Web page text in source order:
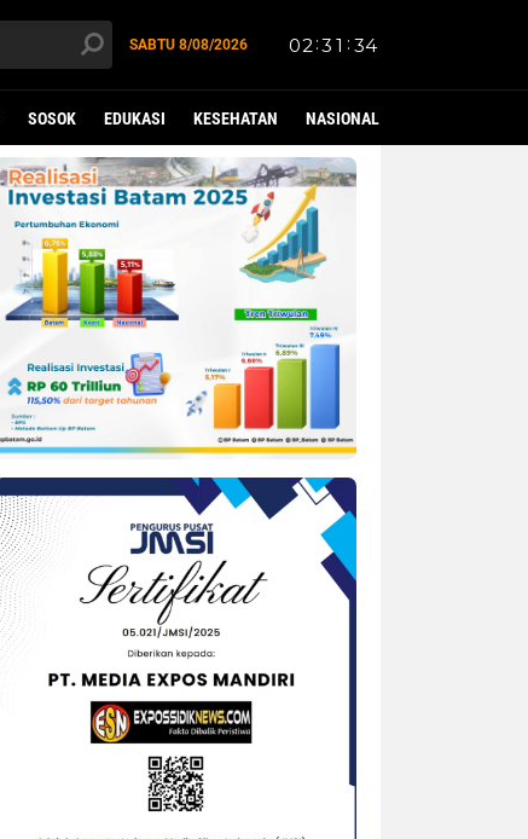
SABTU 8/08/2026
SOSOK EDUKASI KESEHATAN NASIONAL